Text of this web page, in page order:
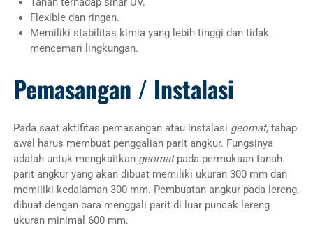
Flexible dan ringan.
Memiliki stabilitas kimia yang lebih tinggi dan tidak
mencemari lingkungan.
Pemasangan / Instalasi
Pada saat aktifitas pemasangan atau instalasi geomat, tahap
awal harus membuat penggalian parit angkur. Fungsinya
adalah untuk mengkaitkan geomatpada permukaan tanah.
parit angkur yang akan dibuat memiliki ukuran 300 mm dan
memiliki kedalaman 300 mm. Pembuatan angkur pada lereng,
dibuat dengan cara menggali parit di luar puncak lereng
ukuran minimal 600 mm.